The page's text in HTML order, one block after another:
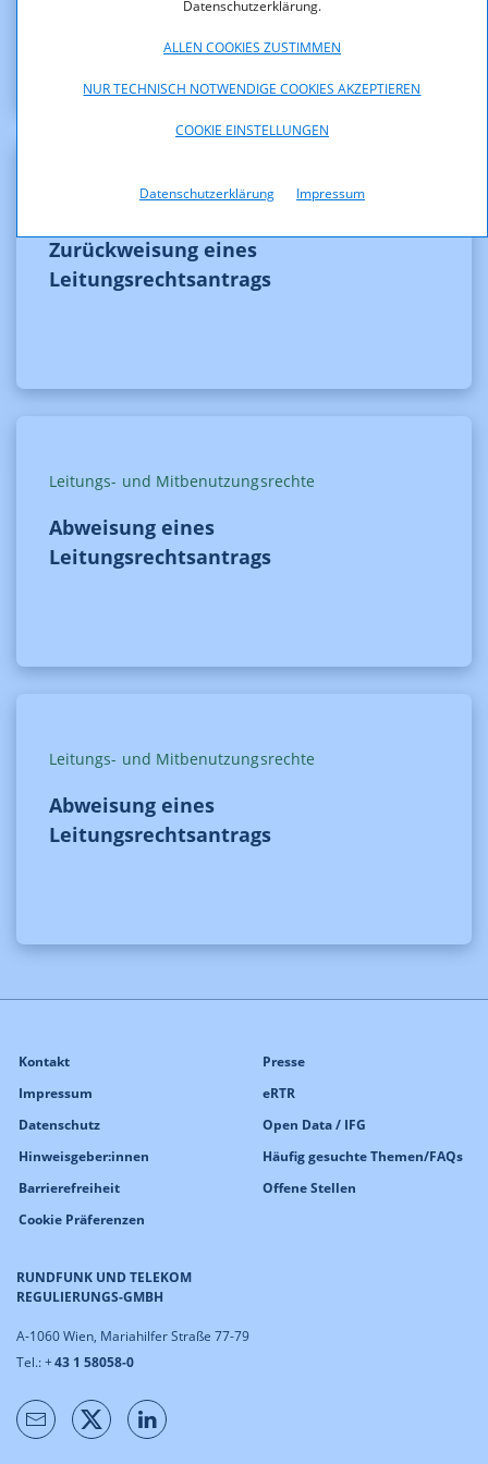
Datenschutzerklärung.
ALLEN COOKIES ZUSTIMMEN
NUR TECHNISCH NOTWENDIGE COOKIES AKZEPTIEREN
COOKIE EINSTELLUNGEN
Datenschutzerklärung Impressum
Leitungs- und Mitbenutzungsrechte
Zurückweisung eines
Leitungsrechtsantrags
Leitungs- und Mitbenutzungsrechte
Abweisung eines
Leitungsrechtsantrags
Leitungs- und Mitbenutzungsrechte
Abweisung eines
Leitungsrechtsantrags
RUNDFUNK UND TELEKOM
REGULIERUNGS-GMBH
A-1060 Wien, Mariahilfer Straße 77-79
Tel.: +43 1 58058-0
Kontakt
Impressum
Datenschutz
Hinweisgeber:innen
Barrierefreiheit
Cookie Präferenzen
Presse
eRTR
Open Data / IFG
Häufig gesuchte Themen/FAQs
Offene Stellen